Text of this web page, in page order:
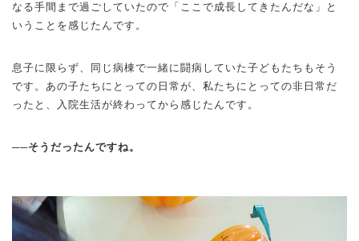
なる手間まで過ごしていたので「ここで成長してきたんだな」と
いうことを感じたんです。
息子に限らず、同じ病棟で一緒に闘病していた子どもたちもそう
です。あの子たちにとっての日常が、私たちにとっての非日常だ
ったと、入院生活が終わってから感じたんです。
──そうだったんですね。